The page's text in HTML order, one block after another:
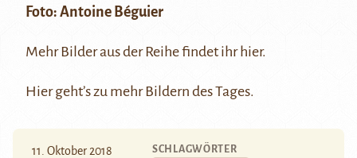
Foto: Antoine Béguier
Mehr Bilder aus der Reihe findet ihrhier.
Hiergeht’s zu mehr Bildern des Tages.
11. Oktober 2018 SCHLAGWÖRTER